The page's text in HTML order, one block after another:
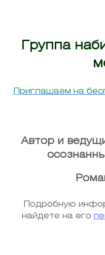
Группа
Приглашаем на
Автор и
Подробную
найдете на его